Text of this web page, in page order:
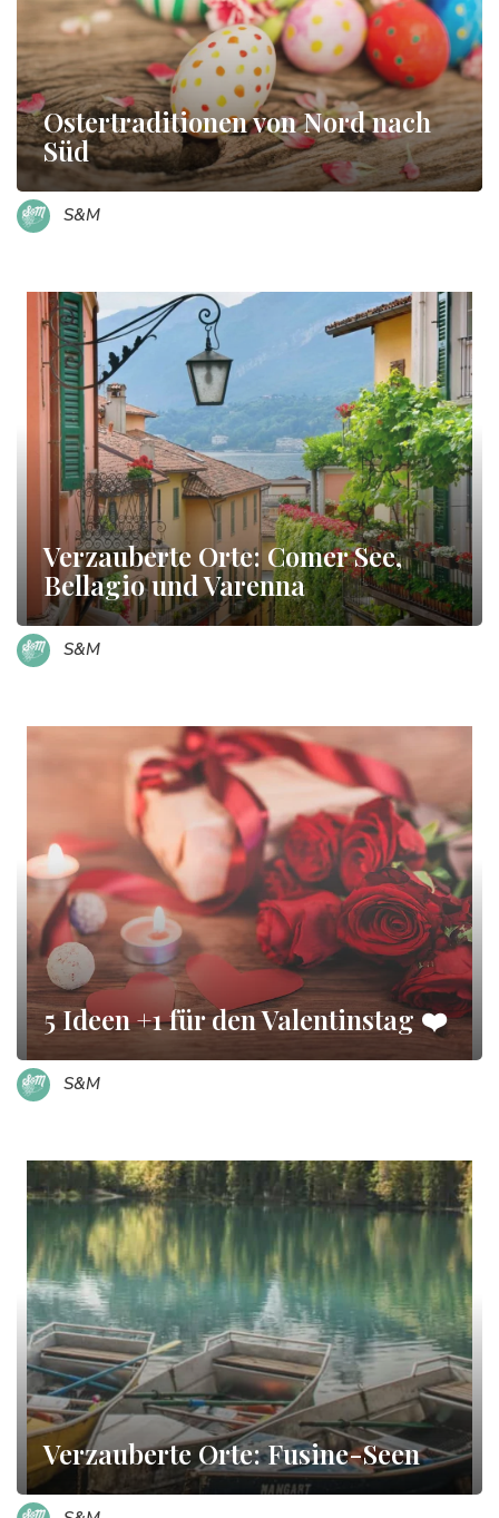
Ostertraditionen von Nord nach
Süd
S&M
Verzauberte Orte: Comer See,
Bellagio und Varenna
S&M
5 Ideen +1 für den Valentinstag ❤️
S&M
Verzauberte Orte: Fusine-Seen